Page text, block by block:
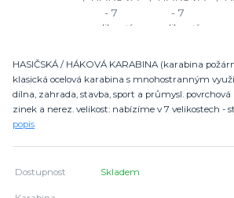
HASIČSKÁ / HÁKOVÁ KARABINA (karabina
klasická ocelová karabina s mnohostranným
dílna, zahrada, stavba, sport a průmysl.
zinek a nerez. velikost: nabízíme v 7 velikostech -
popis
Dostupnost Skladem